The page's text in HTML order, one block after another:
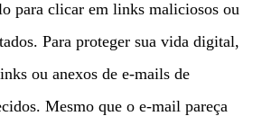
para clicar em links maliciosos ou
Para proteger sua vida digital,
ou anexos de e-mails de
Mesmo que o e-mail pareça